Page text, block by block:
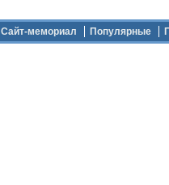
Сайт-мемориал Популярные